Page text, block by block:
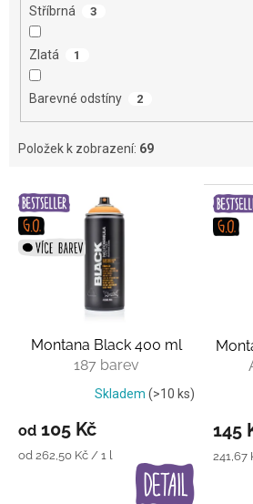
Stříbrná 3
Zlatá 1
Barevné odstíny 2
Položek k zobrazení: 69
V
p
ů
Montana Black 400 ml
187 barev
Skladem (>10 ks)
od 105 Kč
Měrná
od 262,50 Kč / 1 l
145
Měrná
241,67